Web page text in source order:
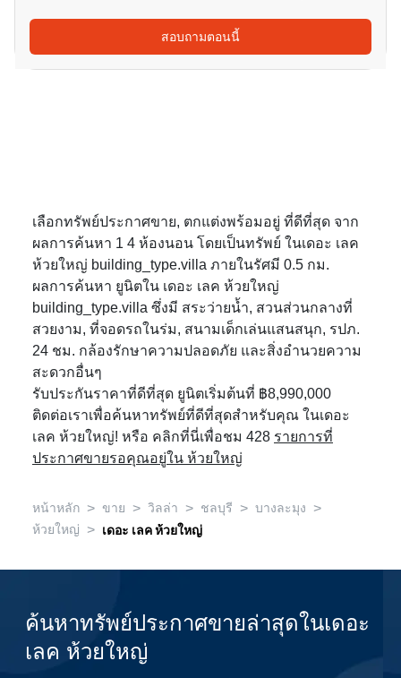
สอบถามตอนนี้
เลือกทรัพย์ประกาศขาย, ตกแต่งพร้อมอยู่ ที่ดีที่สุด จาก
ผลการค้นหา 1 4 ห้องนอน โดยเป็นทรัพย์ ในเดอะ เลค
ห้วยใหญ่ building_type.villa ภายในรัศมี 0.5 กม.
ผลการค้นหา ยูนิตใน เดอะ เลค ห้วยใหญ่
building_type.villa ซึ่งมี สระว่ายน้ำ, สวนส่วนกลางที่
สวยงาม, ที่จอดรถในร่ม, สนามเด็กเล่นแสนสนุก, รปภ.
24 ชม. กล้องรักษาความปลอดภัย และสิ่งอำนวยความ
สะดวกอื่นๆ
รับประกันราคาที่ดีที่สุด ยูนิตเริ่มต้นที่ ฿8,990,000
ติดต่อเราเพื่อค้นหาทรัพย์ที่ดีที่สุดสำหรับคุณ ในเดอะ
เลค ห้วยใหญ่! หรือ คลิกที่นี่เพื่อชม 428 รายการที่
ประกาศขายรอคุณอยู่ใน ห้วยใหญ่
หน้าหลัก > ขาย > วิลล่า > ชลบุรี > บางละมุง >
ห้วยใหญ่ > เดอะ เลค ห้วยใหญ่
ค้นหาทรัพย์ประกาศขายล่าสุดในเดอะ
เลค ห้วยใหญ่